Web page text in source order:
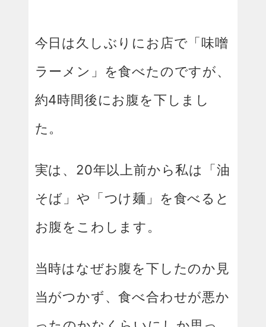
今日は久しぶりにお店で「味噌
ラーメン」を食べたのですが、
約4時間後にお腹を下しまし
た。
実は、20年以上前から私は「油
そば」や「つけ麺」を食べると
お腹をこわします。
当時はなぜお腹を下したのか見
当がつかず、食べ合わせが悪か